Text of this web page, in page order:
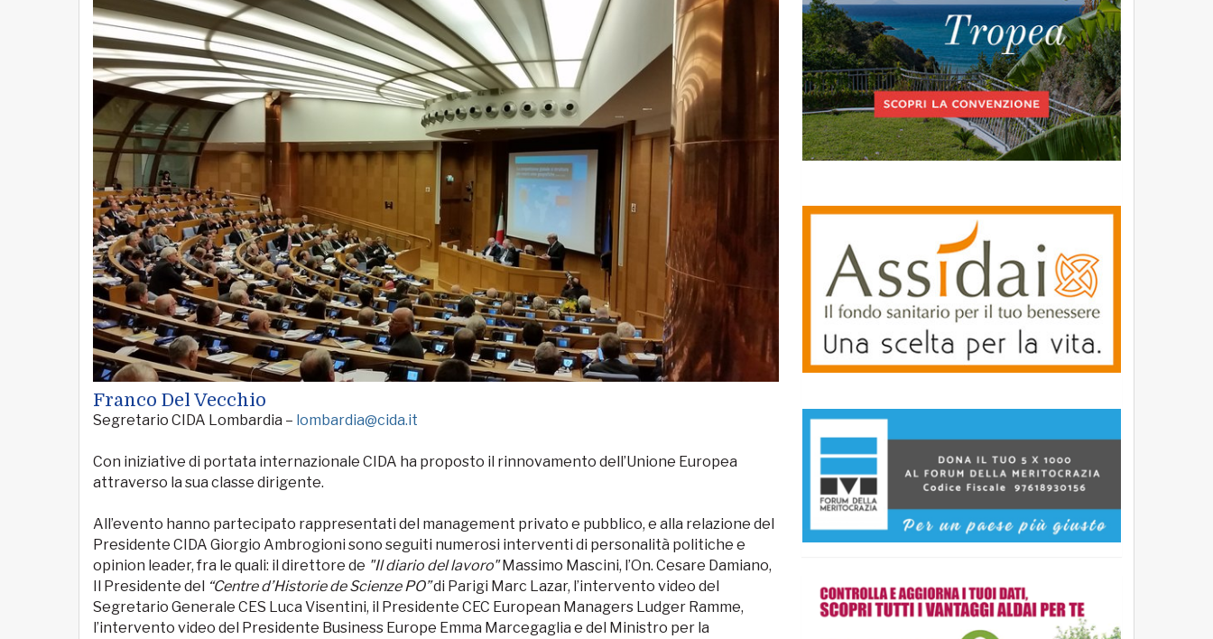
Franco Del Vecchio
Segretario CIDA Lombardia – lombardia@cida.it
Con iniziative di portata internazionale CIDA ha proposto il rinnovamento dell’Unione Europea
attraverso la sua classe dirigente.
All’evento hanno partecipato rappresentati del management privato e pubblico, e alla relazione del
Presidente CIDA Giorgio Ambrogioni sono seguiti numerosi interventi di personalità politiche e
opinion leader, fra le quali: il direttore de "Il diario del lavoro"Massimo Mascini, l’On. Cesare Damiano,
Il Presidente del “Centre d’Historie de Scienze PO”di Parigi Marc Lazar, l’intervento video del
Segretario Generale CES Luca Visentini, il Presidente CEC European Managers Ludger Ramme,
l’intervento video del Presidente Business Europe Emma Marcegaglia e del Ministro per la